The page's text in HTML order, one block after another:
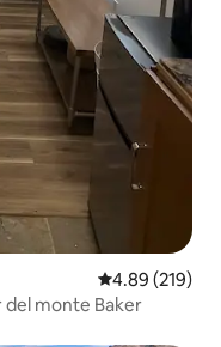
Calificación
4.89 (219)
del monte Baker